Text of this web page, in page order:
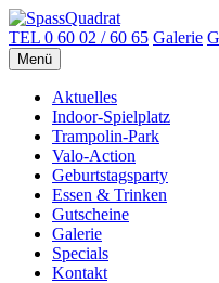
TEL 0 60 02 / 60 65 Galerie
Menü
Aktuelles
Indoor-Spielplatz
Trampolin-Park
Valo-Action
Geburtstagsparty
Essen & Trinken
Gutscheine
Galerie
Specials
Kontakt